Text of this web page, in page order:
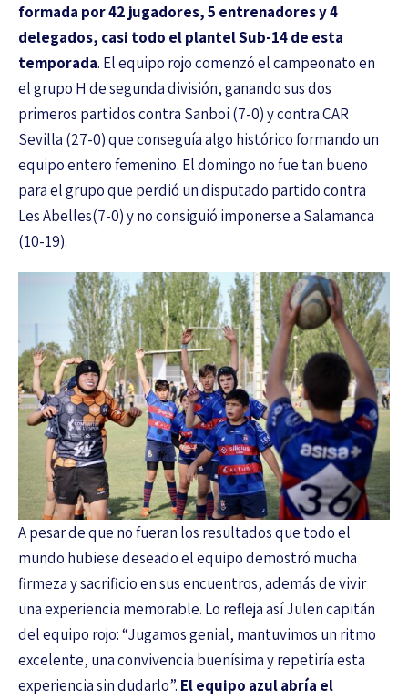
formada por 42 jugadores, 5 entrenadores y 4
delegados, casi todo el plantel Sub-14 de esta
temporada. El equipo rojo comenzó el campeonato en
el grupo H de segunda división, ganando sus dos
primeros partidos contra Sanboi (7-0) y contra CAR
Sevilla (27-0) que conseguía algo histórico formando un
equipo entero femenino. El domingo no fue tan bueno
para el grupo que perdió un disputado partido contra
Les Abelles(7-0) y no consiguió imponerse a Salamanca
(10-19).
A pesar de que no fueran los resultados que todo el
mundo hubiese deseado el equipo demostró mucha
firmeza y sacrificio en sus encuentros, además de vivir
una experiencia memorable. Lo refleja así Julen capitán
del equipo rojo: “Jugamos genial, mantuvimos un ritmo
excelente, una convivencia buenísima y repetiría esta
experiencia sin dudarlo”. El equipo azul abría el